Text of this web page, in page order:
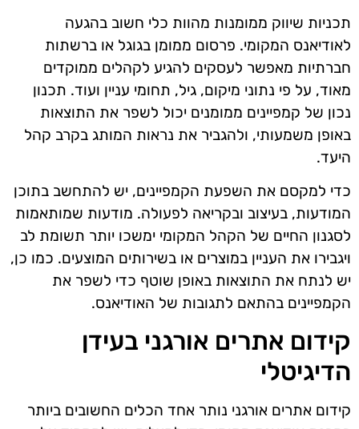
תכניות שיווק ממומנות מהוות כלי חשוב בהגעה
לאודיאנס המקומי. פרסום ממומן בגוגל או ברשתות
חברתיות מאפשר לעסקים להגיע לקהלים ממוקדים
מאוד, על פי נתוני מיקום, גיל, תחומי עניין ועוד. תכנון
נכון של קמפיינים ממומנים יכול לשפר את התוצאות
באופן משמעותי, ולהגביר את נראות המותג בקרב קהל
היעד.
כדי למקסם את השפעת הקמפיינים, יש להתחשב בתוכן
המודעות, בעיצוב ובקריאה לפעולה. מודעות שמותאמות
לסגנון החיים של הקהל המקומי ימשכו יותר תשומת לב
ויגבירו את העניין במוצרים או בשירותים המוצעים. כמו כן,
יש לנתח את התוצאות באופן שוטף כדי לשפר את
הקמפיינים בהתאם לתגובות של האודיאנס.
קידום אתרים אורגני בעידן
הדיגיטלי
קידום אתרים אורגני נותר אחד הכלים החשובים ביותר